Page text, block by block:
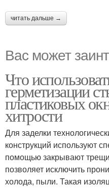
читать дальше →
Вас может
Что
герметизации
пластиковых
хитрости
Для заделки
конструкций используют
помощью закрывают
позволяет исключить
холода, пыли. Такая